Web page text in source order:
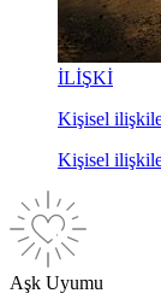
İLİŞKİ
Kişisel
Kişisel
Aşk Uyumu